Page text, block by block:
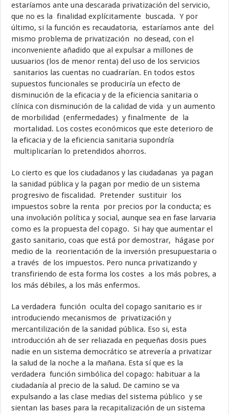
estaríamos ante una descarada privatización del servicio,
que no es la finalidad explícitamente buscada. Y por
último, si la función es recaudatoria, estaríamos ante del
mismo problema de privatización no desead, con el
inconveniente añadido que al expulsar a millones de
uusuarios (los de menor renta) del uso de los servicios
sanitarios las cuentas no cuadrarían. En todos estos
supuestos funcionales se produciría un efecto de
disminución de la eficacia y de la eficiencia sanitaria o
clínica con disminución de la calidad de vida y un aumento
de morbilidad (enfermedades) y finalmente de la
mortalidad. Los costes económicos que este deterioro de
la eficacia y de la eficiencia sanitaria supondría
multiplicarían lo pretendidos ahorros.
Lo cierto es que los ciudadanos y las ciudadanas ya pagan
la sanidad pública y la pagan por medio de un sistema
progresivo de fiscalidad. Pretender sustituir los
impuestos sobre la renta por precios por la conducta; es
una involución política y social, aunque sea en fase larvaria
como es la propuesta del copago. Si hay que aumentar el
gasto sanitario, coas que está por demostrar, hágase por
medio de la reorientación de la inversión presupuestaria o
a través de los impuestos. Pero nunca privatizando y
transfiriendo de esta forma los costes a los más pobres, a
los más débiles, a los más enfermos.
La verdadera función oculta del copago sanitario es ir
introduciendo mecanismos de privatización y
mercantilización de la sanidad pública. Eso si, esta
introducción ah de ser reliazada en pequeñas dosis pues
nadie en un sistema democrático se atrevería a privatizar
la salud de la noche a la mañana. Esta sí que es la
verdadera función simbólica del copago: habituar a la
ciudadanía al precio de la salud. De camino se va
expulsando a las clase medias del sistema público y se
sientan las bases para la recapitalización de un sistema